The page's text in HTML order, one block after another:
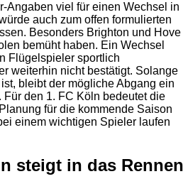
Angaben viel für einen Wechsel in
auch zum offen formulierten
Besonders Brighton und Hove
bemüht haben. Ein Wechsel
Flügelspieler sportlich
weiterhin nicht bestätigt. Solange
bleibt der mögliche Abgang ein
Für den 1. FC Köln bedeutet die
für die kommende Saison
einem wichtigen Spieler laufen
steigt in das Rennen